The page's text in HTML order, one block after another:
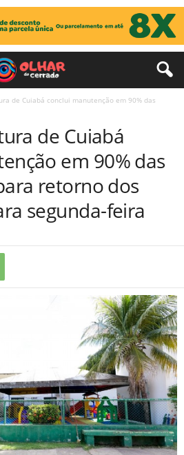
de Cuiabá conclui manutenção em 90% das
de Cuiabá
em 90% das
retorno dos
segunda-feira